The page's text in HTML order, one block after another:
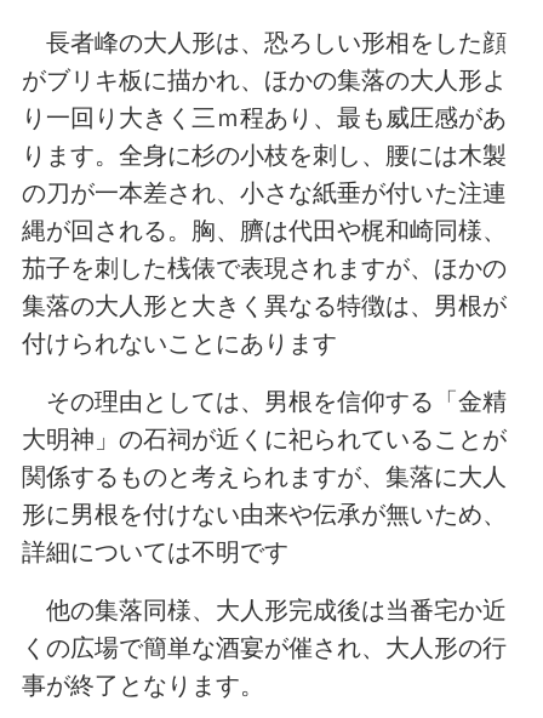
長者峰の大人形は、恐ろしい形相をした顔
がブリキ板に描かれ、ほかの集落の大人形よ
り一回り大きく三ｍ程あり、最も威圧感があ
ります。全身に杉の小枝を刺し、腰には木製
の刀が一本差され、小さな紙垂が付いた注連
縄が回される。胸、臍は代田や梶和崎同様、
茄子を刺した桟俵で表現されますが、ほかの
集落の大人形と大きく異なる特徴は、男根が
付けられないことにあります
その理由としては、男根を信仰する「金精
大明神」の石祠が近くに祀られていることが
関係するものと考えられますが、集落に大人
形に男根を付けない由来や伝承が無いため、
詳細については不明です
他の集落同様、大人形完成後は当番宅か近
くの広場で簡単な酒宴が催され、大人形の行
事が終了となります。